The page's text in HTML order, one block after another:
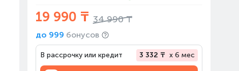
19 990 ₸ 34 990 ₸
до 999 бонусов
В рассрочку или кредит 3 332 ₸ x 6 мес